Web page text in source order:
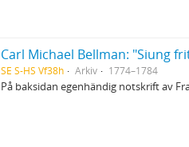
Carl Michael Bellman: "Siung
SE S-HS Vf38h Arkiv 1774–1784
På baksidan egenhändig notskrift av